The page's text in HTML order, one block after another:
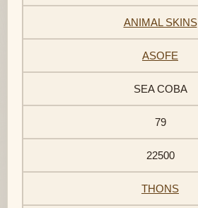
ANIMAL SKINS
ASOFE
SEA COBA
79
22500
THONS